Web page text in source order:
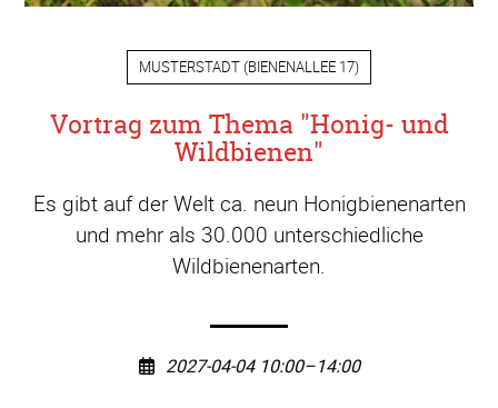
MUSTERSTADT (BIENENALLEE 17)
Vortrag zum Thema "Honig- und
Wildbienen"
Es gibt auf der Welt ca. neun Honigbienenarten
und mehr als 30.000 unterschiedliche
Wildbienenarten.
2027-04-04 10:00–14:00